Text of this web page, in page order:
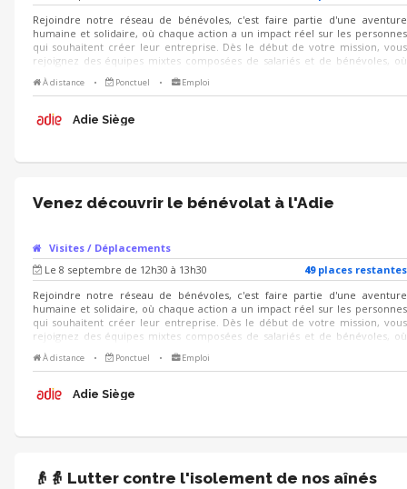
Rejoindre notre réseau de bénévoles, c'est faire partie d'une aventure
humaine et solidaire, où chaque action a un impact réel sur les personnes
qui souhaitent créer leur entreprise. Dès le début de votre mission, vous
rejoignez des équipes mixtes composées de salariés et de bénévoles, où
l'intergénérationnel et la diversité des profils créent une richesse mutuelle
et favorisent un partage d'expériences unique. Venez rencontrer des
présenterons l'association et les missions bénévoles proposées, et des
bénévoles de terrain seront là pour répondre à vos questions !
À distance • Ponctuel • Emploi
Adie Siège
Venez découvrir le bénévolat à l'Adie
Visites / Déplacements
Le 8 septembre de 12h30 à 13h30
49placesrestantes
Rejoindre notre réseau de bénévoles, c'est faire partie d'une aventure
humaine et solidaire, où chaque action a un impact réel sur les personnes
qui souhaitent créer leur entreprise. Dès le début de votre mission, vous
rejoignez des équipes mixtes composées de salariés et de bénévoles, où
et favorisent un partage d'expériences unique. Venez rencontrer des
présenterons l'association et les missions bénévoles proposées, et des
bénévoles de terrain seront là pour répondre à vos questions !
À distance • Ponctuel • Emploi
Adie Siège
👴👵 Lutter contre l'isolement de nos aînés